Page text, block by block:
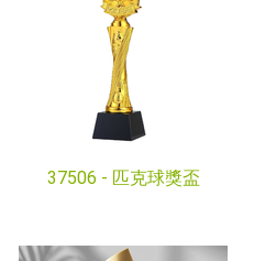
37506 - 匹克球獎盃